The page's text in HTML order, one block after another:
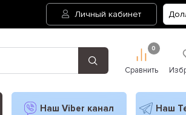
Личный кабинет
0
Сравнить
Наш Viber канал Наш